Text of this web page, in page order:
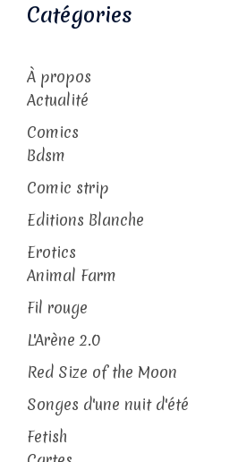
Catégories
À propos
Actualité
Comics
Bdsm
Comic strip
Editions Blanche
Erotics
Animal Farm
Fil rouge
L'Arène 2.0
Red Size of the Moon
Songes d'une nuit d'été
Fetish